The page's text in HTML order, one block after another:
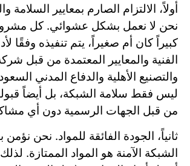
أولاً، الالتزام الصارم بمعايير السلامة
نحن لا نعمل بشكل عشوائي. كل
كبيراً كان أم صغيراً، يتم تنفيذه وفقًا
الفنية والمعايير المعتمدة من قبل
والتصنيع الأهلية والدفاع المدني
ليس فقط سلامة الشبكة، بل أيضاً
من قبل الجهات الرسمية دون أي
ثانياً، الجودة الفائقة للمواد. نحن
الشبكة الآمنة هو المواد الممتازة.